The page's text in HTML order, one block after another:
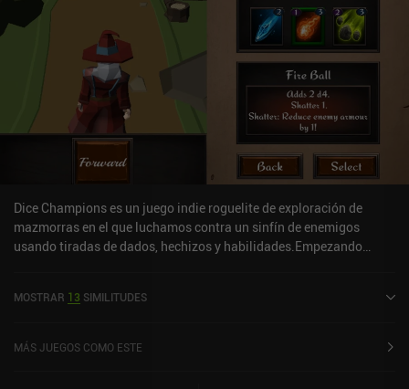
Dice Champions es un juego indie roguelite de exploración de
mazmorras en el que luchamos contra un sinfín de enemigos
usando tiradas de dados, hechizos y habilidades.Empezando
enemigos cada vez más difíciles. Durante estas batallas,
muere.En cada turno, elegimos los hechizos y las armas que
MOSTRAR 13 SIMILITUDES
MÁS JUEGOS COMO ESTE